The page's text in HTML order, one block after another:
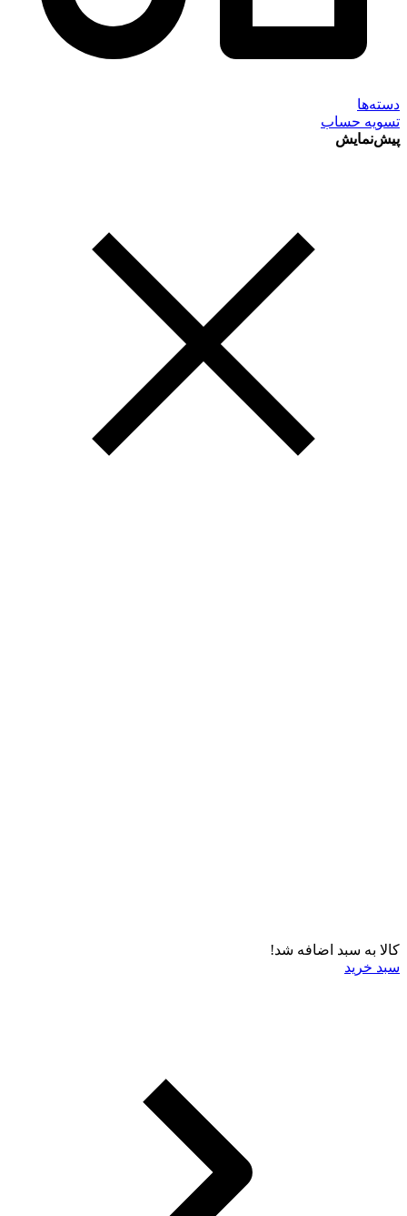
دسته‌ها
تسویه حساب
پیش‌نمایش
کالا به سبد اضافه شد!
سبد خرید